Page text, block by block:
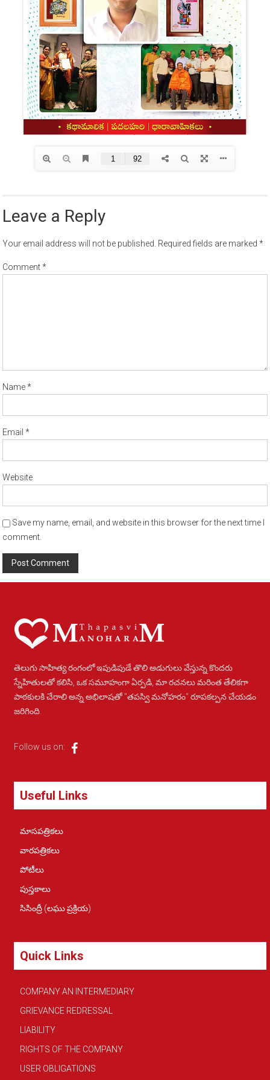
Leave a Reply
Your email address will not be published. Required fields are marked*
Comment*
Name*
Email*
Website
Save my name, email, and website in this browser for the next time I
comment.
తెలుగు సాహిత్య రంగంలో ఇపుడిపుడే తొలి అడుగులు వేస్తున్న కొందరు
స్నేహితులతో కలిసి, ఒక సమూహంగా ఏర్పడి, మా రచనలు మరింత తేలికగా
పాఠకులకి చేరాలి అన్న అభిలాషతో "తపస్వి మనోహరం" రూపకల్పన చేయడం
జరిగింది.
Follow us on:
Useful Links
మాసపత్రికలు
వారపత్రికలు
పోటీలు
పుస్తకాలు
సిసింద్రీ (లఘు ప్రక్రియ)
Quick Links
COMPANY AN INTERMEDIARY
GRIEVANCE REDRESSAL
LIABILITY
RIGHTS OF THE COMPANY
USER OBLIGATIONS